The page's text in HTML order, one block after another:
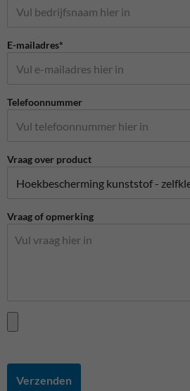
E-mailadres*
Telefoonnummer
Vraag over product
Vraag of opmerking
Verzenden